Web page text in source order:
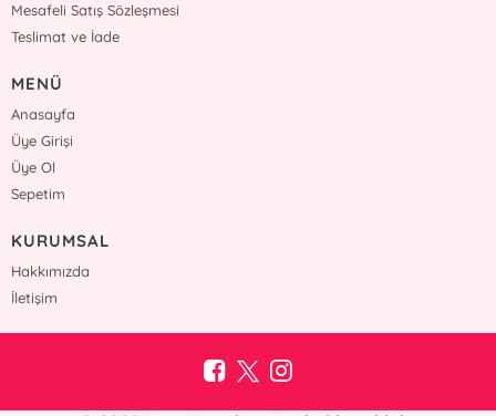
Mesafeli Satış Sözleşmesi
Teslimat ve İade
MENÜ
Anasayfa
Üye Girişi
Üye Ol
Sepetim
KURUMSAL
Hakkımızda
İletişim